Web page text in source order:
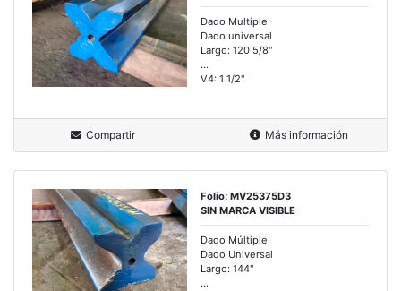
Dado Multiple
Dado universal
Largo: 120 5/8"
...
V4: 1 1/2"
Compartir Más información
Folio: MV25375D3
SIN MARCA VISIBLE
Dado Múltiple
Dado Universal
Largo: 144"
...